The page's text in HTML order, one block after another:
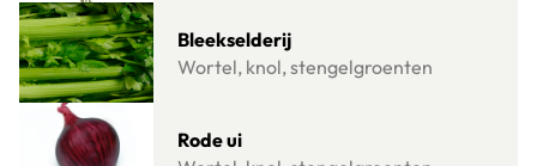
Bleekselderij
Wortel, knol, stengelgroenten
Lees meer over Bleekselderij
Rode ui
Lees meer over Rode ui